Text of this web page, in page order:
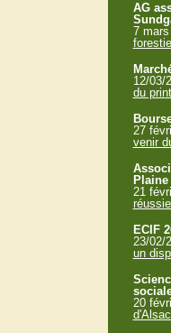
AG
7
12/03/
du
27
venir
21
ECIF
23/02/
un
20